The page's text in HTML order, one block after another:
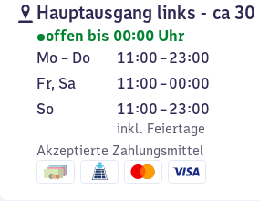
Hauptausgang links - ca 30
offen bis 00:00 Uhr
Montag
bis
Donnerstag
Mo – Do 11:00–23:00
Von
11
Uhr
bis
23
Uhr
Freitag
und
Fr, Sa 11:00–00:00
Von
11
Uhr
bis
Sonntag
So,
inkl. Feiertage
11:00–23:00
Von
11
Uhr
bis
inkl. Feiertage
Akzeptierte Zahlungsmittel